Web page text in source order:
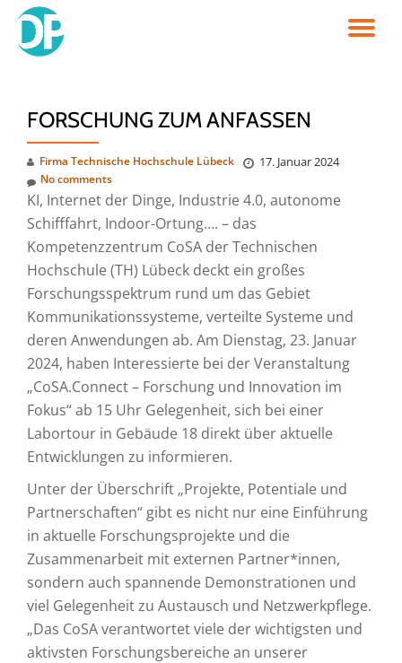
Skip
FORSCHUNG ZUM ANFASSEN
Firma Technische Hochschule Lübeck 17. Januar 2024
No comments
KI, Internet der Dinge, Industrie 4.0, autonome
Schifffahrt, Indoor-Ortung…. – das
Kompetenzzentrum CoSA der Technischen
Hochschule (TH) Lübeck deckt ein großes
Forschungsspektrum rund um das Gebiet
Kommunikationssysteme, verteilte Systeme und
deren Anwendungen ab. Am Dienstag, 23. Januar
2024, haben Interessierte bei der Veranstaltung
„CoSA.Connect – Forschung und Innovation im
Fokus“ ab 15 Uhr Gelegenheit, sich bei einer
Labortour in Gebäude 18 direkt über aktuelle
Entwicklungen zu informieren.
Unter der Überschrift „Projekte, Potentiale und
Partnerschaften“ gibt es nicht nur eine Einführung
in aktuelle Forschungsprojekte und die
Zusammenarbeit mit externen Partner*innen,
sondern auch spannende Demonstrationen und
viel Gelegenheit zu Austausch und Netzwerkpflege.
„Das CoSA verantwortet viele der wichtigsten und
aktivsten Forschungsbereiche an unserer